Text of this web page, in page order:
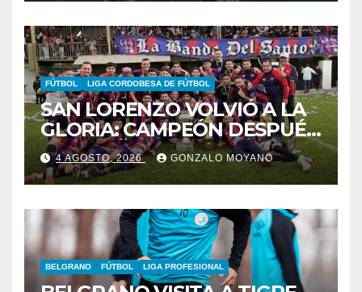
FÚTBOL LIGA CORDOBESA DE FÚTBOL
SAN LORENZO VOLVIÓ A LA
GLORIA: CAMPEÓN DESPUÉS
DE 42 AÑOS
4 AGOSTO, 2026 GONZALO MOYANO
BELGRANO FÚTBOL LIGA PROFESIONAL